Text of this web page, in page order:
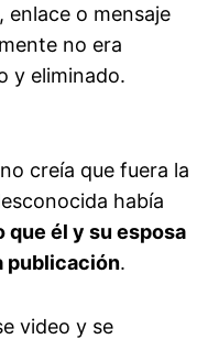
enlace o mensaje
no era
y eliminado.
creía que fuera la
había
que él y su esposa
publicación.
video y se